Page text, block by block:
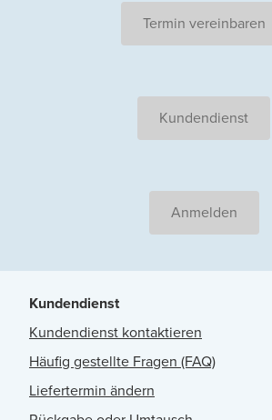
Termin vereinbaren
Kundendienst
Anmelden
Kundendienst
Kundendienst kontaktieren
Häufig gestellte Fragen (FAQ)
Liefertermin ändern